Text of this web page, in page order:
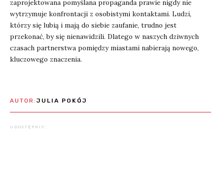
zaprojektowana pomyślana propaganda prawie nigdy nie
wytrzymuje konfrontacji z osobistymi kontaktami. Ludzi,
którzy się lubią i mają do siebie zaufanie, trudno jest
przekonać, by się nienawidzili. Dlatego w naszych dziwnych
czasach partnerstwa pomiędzy miastami nabierają nowego,
kluczowego znaczenia.
AUTOR: JULIA POKÓJ
UDOSTĘPNIJ: